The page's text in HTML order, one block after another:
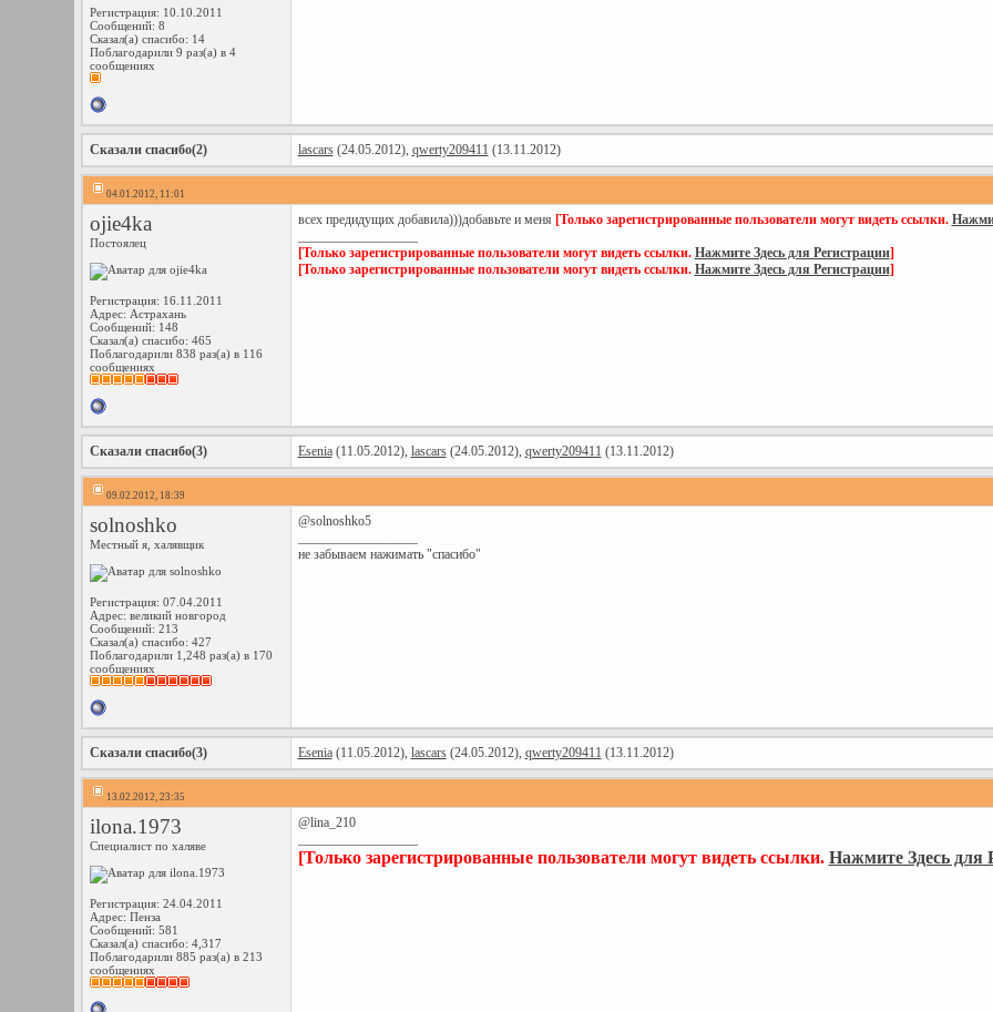
Регистрация: 10.10.2011
Сообщений: 8
Сказал(а) спасибо: 14
Поблагодарили 9 раз(а) в 4
сообщениях
Сказали спасибо(2) lascars(24.05.2012), qwerty209411 (13.11.2012)
04.01.2012, 11:01
ojie4ka
Постоялец
Регистрация: 16.11.2011
Адрес: Астрахань
Сообщений: 148
Сказал(а) спасибо: 465
Поблагодарили 838 раз(а) в 116
сообщениях
всех предидущих добавила)))добавьте и меня [Только зарегистрированные пользователи могут видеть ссылки.
[Только зарегистрированные пользователи могут видеть ссылки. Нажмите Здесь для Регистрации]
[Только зарегистрированные пользователи могут видеть ссылки. Нажмите Здесь для Регистрации]
Сказали спасибо(3) Esenia(11.05.2012), lascars(24.05.2012), qwerty209411 (13.11.2012)
09.02.2012, 18:39
solnoshko
Местный я, халявщик
Регистрация: 07.04.2011
Адрес: великий новгород
Сообщений: 213
Сказал(а) спасибо: 427
Поблагодарили 1,248 раз(а) в 170
сообщениях
@solnoshko5
не забываем нажимать "спасибо"
Сказали спасибо(3) Esenia(11.05.2012), lascars(24.05.2012), qwerty209411 (13.11.2012)
13.02.2012, 23:35
ilona.1973
Специалист по халяве
Регистрация: 24.04.2011
Адрес: Пенза
Сообщений: 581
Сказал(а) спасибо: 4,317
Поблагодарили 885 раз(а) в 213
сообщениях
@lina_210
[Только зарегистрированные пользователи могут видеть ссылки. Нажмите Здесь для